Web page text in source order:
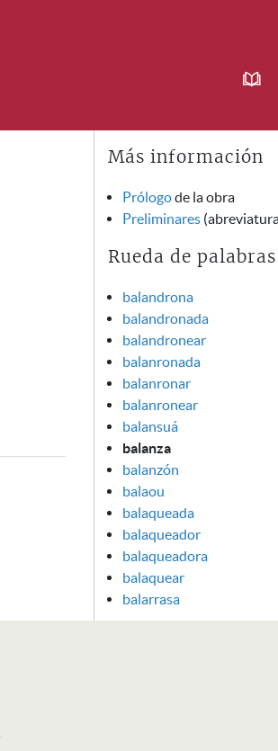
Más información
Prólogode la obra
Preliminares
Rueda de palabras
balandrona
balandronada
balandronear
balanronada
balanronar
balanronear
balansuá
balanza
balanzón
balaou
balaqueada
balaqueador
balaqueadora
balaquear
balarrasa